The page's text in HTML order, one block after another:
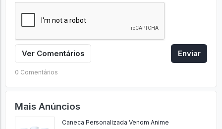
Ver Comentários Enviar
0 Comentários
Mais Anúncios
Caneca Personalizada Venom Anime